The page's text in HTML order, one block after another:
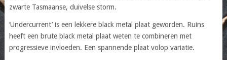
zwarte Tasmaanse, duivelse storm.
‘Undercurrent’ is een lekkere black metal plaat geworden. Ruins
heeft een brute black metal plaat weten te combineren met
progressieve invloeden. Een spannende plaat volop variatie.